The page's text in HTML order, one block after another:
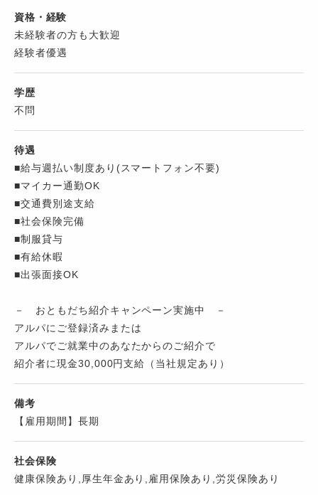
資格・経験
未経験者の方も大歓迎
経験者優遇
学歴
不問
待遇
■給与週払い制度あり(スマートフォン不要)
■マイカー通勤OK
■交通費別途支給
■社会保険完備
■制服貸与
■有給休暇
■出張面接OK
－ おともだち紹介キャンペーン実施中 －
アルパにご登録済みまたは
アルパでご就業中のあなたからのご紹介で
紹介者に現金30,000円支給（当社規定あり）
備考
【雇用期間】長期
社会保険
健康保険あり,厚生年金あり,雇用保険あり,労災保険あり